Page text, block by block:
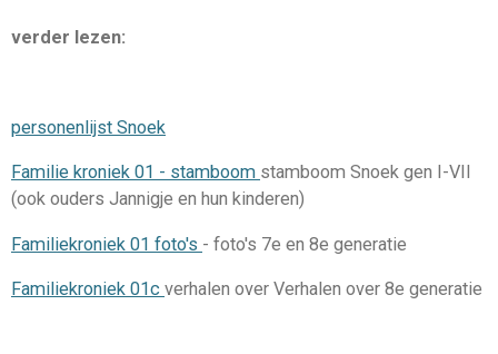
verder lezen:
personenlijst Snoek
Familie kroniek 01 - stamboom stamboom Snoek gen I-VII
(ook ouders Jannigje en hun kinderen)
Familiekroniek 01 foto's - foto's 7e en 8e generatie
Familiekroniek 01c verhalen over Verhalen over 8e generatie